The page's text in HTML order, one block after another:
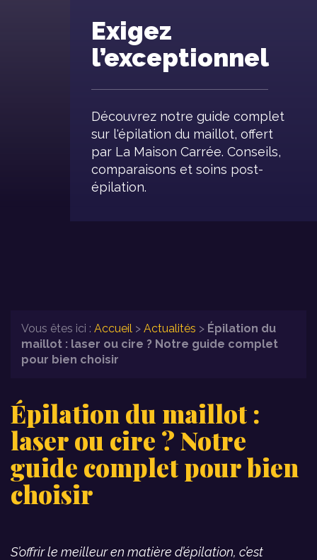
Exigez
l’exceptionnel
Découvrez notre guide complet
sur l'épilation du maillot, offert
par La Maison Carrée. Conseils,
comparaisons et soins post-
épilation.
Vous êtes ici : Accueil > Actualités > Épilation du
maillot : laser ou cire ? Notre guide complet
pour bien choisir
Épilation du maillot :
laser ou cire ? Notre
guide complet pour bien
choisir
S’offrir le meilleur en matière d’épilation, c’est